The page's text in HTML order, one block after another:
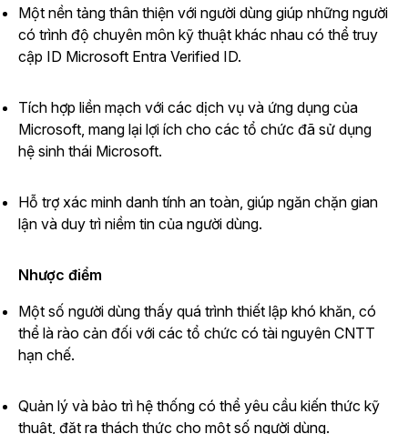
Một nền tảng thân thiện với người dùng giúp những người
có trình độ chuyên môn kỹ thuật khác nhau có thể truy
cập ID Microsoft Entra Verified ID.
Tích hợp liền mạch với các dịch vụ và ứng dụng của
Microsoft, mang lại lợi ích cho các tổ chức đã sử dụng
hệ sinh thái Microsoft.
Hỗ trợ xác minh danh tính an toàn, giúp ngăn chặn gian
lận và duy trì niềm tin của người dùng.
Nhược điểm
Một số người dùng thấy quá trình thiết lập khó khăn, có
thể là rào cản đối với các tổ chức có tài nguyên CNTT
hạn chế.
Quản lý và bảo trì hệ thống có thể yêu cầu kiến thức kỹ
thuật, đặt ra thách thức cho một số người dùng.